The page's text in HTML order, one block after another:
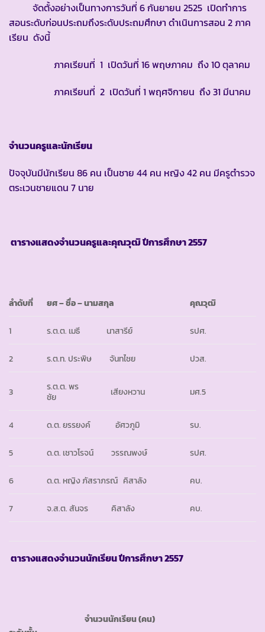
จัดตั้งอย่างเป็นทางการวันที่ 6 กันยายน 2525 เปิดทำการ
สอนระดับก่อนประถมถึงระดับประถมศึกษา ดำเนินการสอน 2 ภาค
เรียน ดังนี้
ภาคเรียนที่ 1 เปิดวันที่ 16 พฤษภาคม ถึง 10 ตุลาคม
ภาคเรียนที่ 2 เปิดวันที่ 1 พฤศจิกายน ถึง 31 มีนาคม
จำนวนครูและนักเรียน
ปัจจุบันมีนักเรียน 86 คน เป็นชาย 44 คน หญิง 42 คน มีครูตำรวจ
ตระเวนชายแดน 7 นาย
ตารางแสดงจำนวนครูและคุณวุฒิ ปีการศึกษา2557
ลำดับที่ ยศ– ชื่อ – นามสกุล คุณวุฒิ
1 ร.ต.ต. เมธี นาสารีย์ รปศ.
2 ร.ต.ท. ประพิษ จันทไชย ปวส.
3
ร.ต.ต. พร
ชัย
เสียงหวาน มศ.5
4 ด.ต. ยรรยงค์ อัศวภูมิ รบ.
5 ด.ต. เชาวโรจน์ วรรณพงษ์ รปศ.
6 ด.ต. หญิง ภัสราภรณ์ คิสาลัง คบ.
7 จ.ส.ต. สันจร คิสาลัง คบ.
ตารางแสดงจำนวนนักเรียน ปีการศึกษา2557
จำนวนนักเรียน(คน)